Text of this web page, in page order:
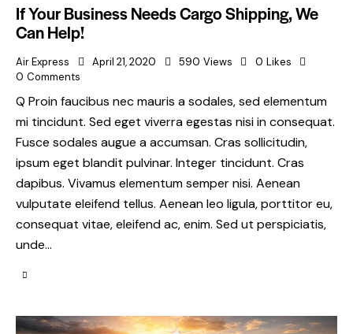
If Your Business Needs Cargo Shipping, We
Can Help!
Air Express April 21, 2020 590 Views 0 Likes
0 Comments
Q Proin faucibus nec mauris a sodales, sed elementum
mi tincidunt. Sed eget viverra egestas nisi in consequat.
Fusce sodales augue a accumsan. Cras sollicitudin,
ipsum eget blandit pulvinar. Integer tincidunt. Cras
dapibus. Vivamus elementum semper nisi. Aenean
vulputate eleifend tellus. Aenean leo ligula, porttitor eu,
consequat vitae, eleifend ac, enim. Sed ut perspiciatis,
unde…